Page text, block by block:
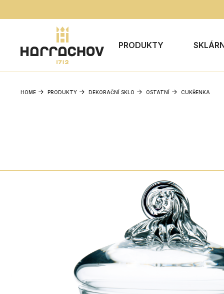
PRODUKTY
HOME PRODUKTY DEKORAČNÍ SKLO OSTATNÍ CUKŘENKA